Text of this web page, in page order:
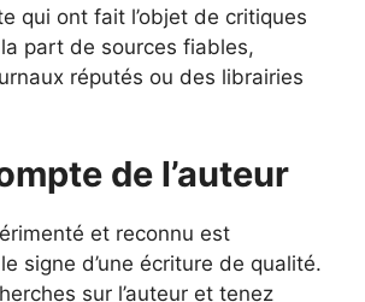
qui ont fait l’objet de critiques
part de sources fiables,
réputés ou des librairies
de l’auteur
et reconnu est
signe d’une écriture de qualité.
sur l’auteur et tenez